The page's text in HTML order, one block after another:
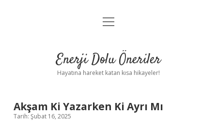
Anasayfa
Yasal Uyarı
menüyü
Enerji Dolu Öneriler
Hayatına hareket katan kısa hikayeler!
Akşam Ki Yazarken Ki Ayrı Mı
Tarih: Şubat 16, 2025